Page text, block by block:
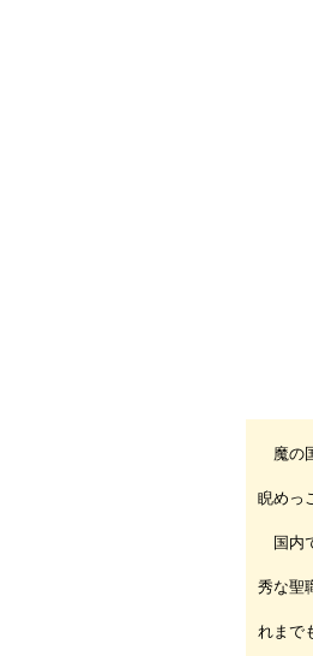
魔の
睨めっ
国内
秀な聖
れまで